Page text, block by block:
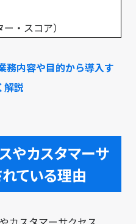
・スコア）
務内容や目的から導入す
解説
やカスタマーサ
ている理由